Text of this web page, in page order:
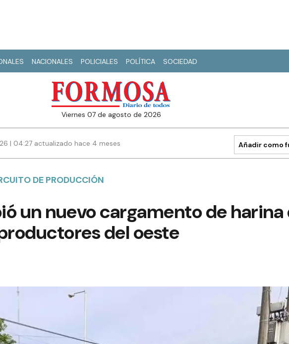
NACIONALES POLICIALES POLÍTICA SOCIEDAD
viernes 07 de agosto de 2026
| 04:27 actualizado hace 4 meses Añadir como
DE PRODUCCIÓN
un nuevo cargamento de harina
del oeste